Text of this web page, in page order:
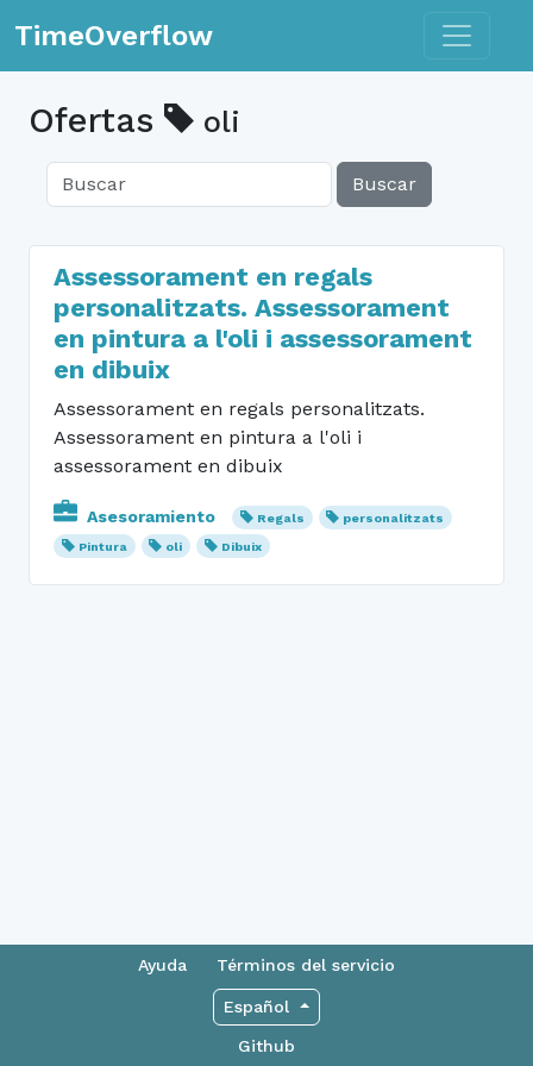
TimeOverflow Toggle
Ofertas oli
Buscar
Assessorament en regals
personalitzats. Assessorament
en pintura a l'oli i assessorament
en dibuix
Assessorament en regals personalitzats.
Assessorament en pintura a l'oli i
assessorament en dibuix
Asesoramiento Regals
personalitzats
Pintura
oli Dibuix
Ayuda Términos del servicio
Español
Github